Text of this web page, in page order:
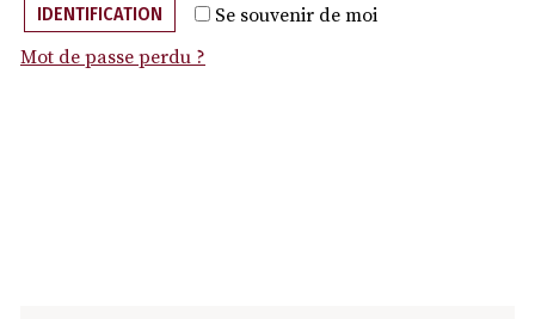
Se souvenir de moi
IDENTIFICATION
Mot de passe perdu ?